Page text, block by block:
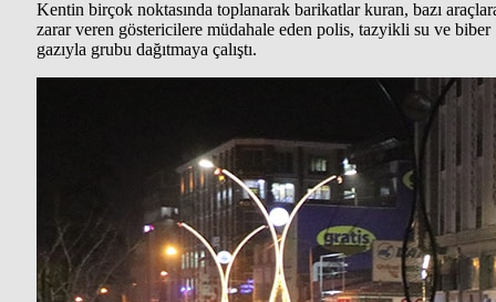
Kentin birçok noktasında toplanarak barikatlar kuran, bazı
zarar veren göstericilere müdahale eden polis, tazyikli su ve biber
gazıyla grubu dağıtmaya çalıştı.